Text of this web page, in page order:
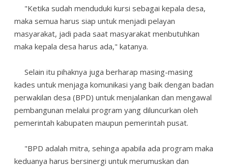
"Ketika sudah menduduki kursi sebagai kepala desa,
maka semua harus siap untuk menjadi pelayan
masyarakat, jadi pada saat masyarakat menbutuhkan
maka kepala desa harus ada," katanya.
Selain itu pihaknya juga berharap masing-masing
kades untuk menjaga komunikasi yang baik dengan badan
perwakilan desa (BPD) untuk menjalankan dan mengawal
pembangunan melalui program yang diluncurkan oleh
pemerintah kabupaten maupun pemerintah pusat.
"BPD adalah mitra, sehinga apabila ada program maka
keduanya harus bersinergi untuk merumuskan dan